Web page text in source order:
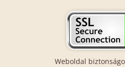
Weboldal